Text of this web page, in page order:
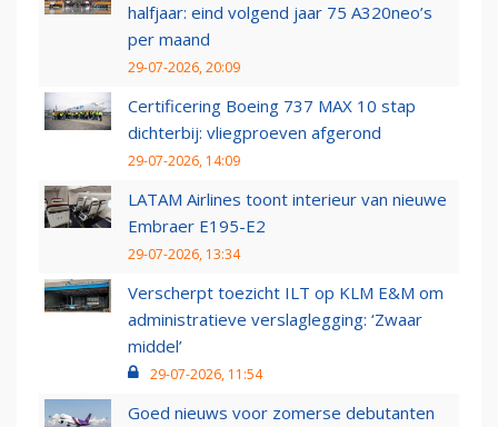
halfjaar: eind volgend jaar 75 A320neo’s
per maand
29-07-2026, 20:09
Certificering Boeing 737 MAX 10 stap
dichterbij: vliegproeven afgerond
29-07-2026, 14:09
LATAM Airlines toont interieur van nieuwe
Embraer E195-E2
29-07-2026, 13:34
Verscherpt toezicht ILT op KLM E&M om
administratieve verslaglegging: ‘Zwaar
middel’
29-07-2026, 11:54
Goed nieuws voor zomerse debutanten